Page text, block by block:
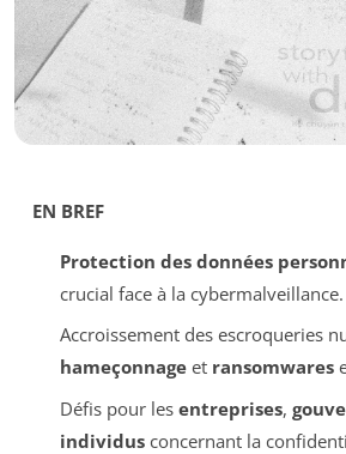
EN BREF
Protection des données
crucial face à la cybermalveillance.
Accroissement des escroqueries
hameçonnageet ransomwares
Défis pour les entreprises,
individusconcernant la